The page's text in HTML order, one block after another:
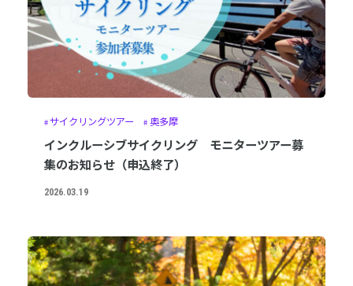
サイクリングツアー 奥多摩
インクルーシブサイクリング モニターツアー募
集のお知らせ（申込終了）
2026.03.19